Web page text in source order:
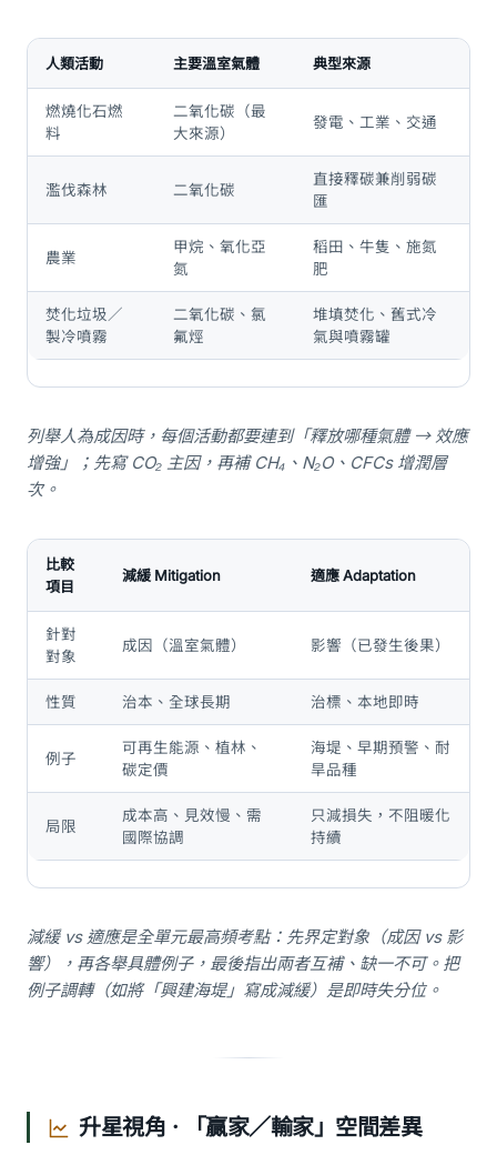
人類活動 主要溫室氣體 典型來源
燃燒化石燃
料
二氧化碳（最
大來源）
發電、工業、交通
濫伐森林 二氧化碳
直接釋碳兼削弱碳
匯
農業
甲烷、氧化亞
氮
稻田、牛隻、施氮
肥
焚化垃圾／
製冷噴霧
二氧化碳、氯
氟烴
堆填焚化、舊式冷
氣與噴霧罐
列舉人為成因時，每個活動都要連到「釋放哪種氣體 → 效應
增強」；先寫 CO₂ 主因，再補 CH₄、N₂O、CFCs 增潤層
次。
比較
項目
減緩 Mitigation 適應 Adaptation
針對
對象
成因（溫室氣體） 影響（已發生後果）
性質 治本、全球長期 治標、本地即時
例子
可再生能源、植林、
碳定價
海堤、早期預警、耐
旱品種
局限
成本高、見效慢、需
國際協調
只減損失，不阻暖化
持續
減緩 vs 適應是全單元最高頻考點：先界定對象（成因 vs 影
響），再各舉具體例子，最後指出兩者互補、缺一不可。把
例子調轉（如將「興建海堤」寫成減緩）是即時失分位。
升星視角 · 「贏家／輸家」空間差異